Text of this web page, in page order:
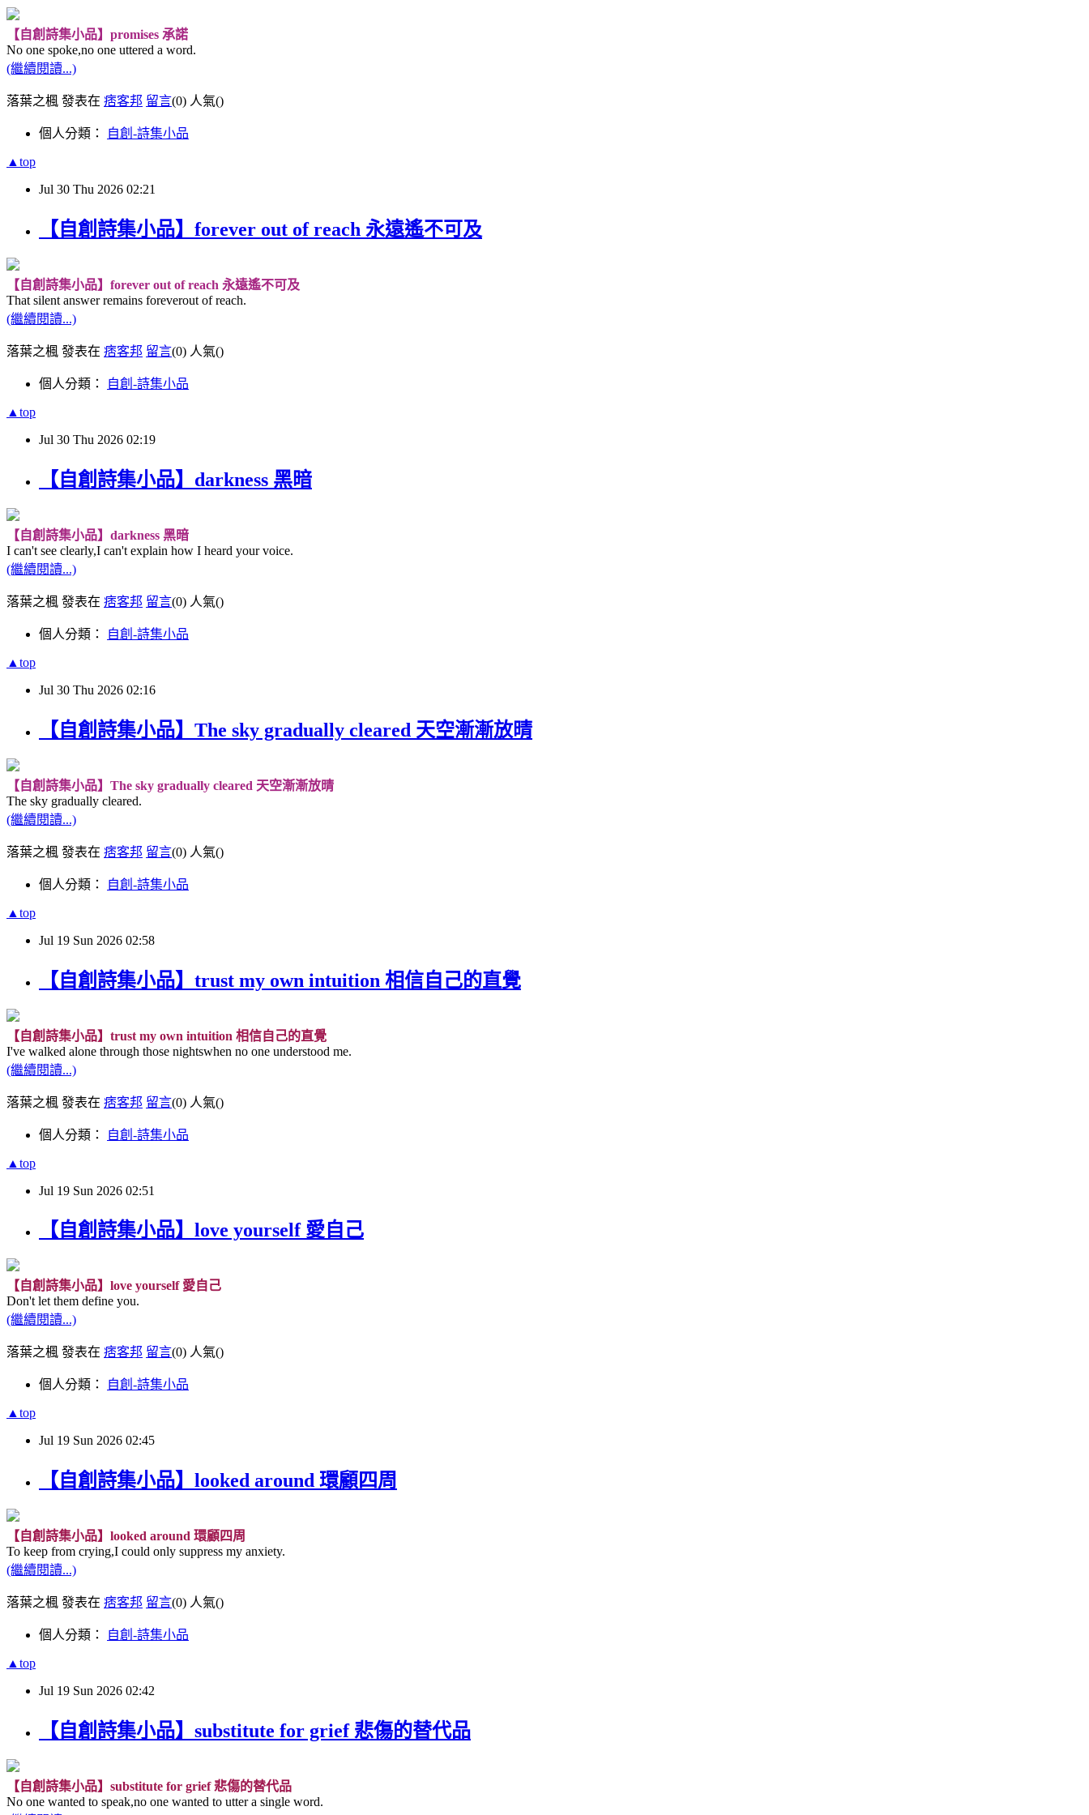
【自創詩集小品】promises 承諾
No one spoke,no one uttered a word.
(繼續閱讀...)
落葉之楓 發表在 痞客邦 留言(0) 人氣()
個人分類： 自創-詩集小品
▲top
Jul 30 Thu 2026 02:21
【自創詩集小品】forever out of reach 永遠遙不可及
【自創詩集小品】forever out of reach 永遠遙不可及
That silent answer remains foreverout of reach.
(繼續閱讀...)
落葉之楓 發表在 痞客邦 留言(0) 人氣()
個人分類： 自創-詩集小品
▲top
Jul 30 Thu 2026 02:19
【自創詩集小品】darkness 黑暗
【自創詩集小品】darkness 黑暗
I can't see clearly,I can't explain how I heard your voice.
(繼續閱讀...)
落葉之楓 發表在 痞客邦 留言(0) 人氣()
個人分類： 自創-詩集小品
▲top
Jul 30 Thu 2026 02:16
【自創詩集小品】The sky gradually cleared 天空漸漸放晴
【自創詩集小品】The sky gradually cleared 天空漸漸放晴
The sky gradually cleared.
(繼續閱讀...)
落葉之楓 發表在 痞客邦 留言(0) 人氣()
個人分類： 自創-詩集小品
▲top
Jul 19 Sun 2026 02:58
【自創詩集小品】trust my own intuition 相信自己的直覺
【自創詩集小品】trust my own intuition 相信自己的直覺
I've walked alone through those nightswhen no one understood me.
(繼續閱讀...)
落葉之楓 發表在 痞客邦 留言(0) 人氣()
個人分類： 自創-詩集小品
▲top
Jul 19 Sun 2026 02:51
【自創詩集小品】love yourself 愛自己
【自創詩集小品】love yourself 愛自己
Don't let them define you.
(繼續閱讀...)
落葉之楓 發表在 痞客邦 留言(0) 人氣()
個人分類： 自創-詩集小品
▲top
Jul 19 Sun 2026 02:45
【自創詩集小品】looked around 環顧四周
【自創詩集小品】looked around 環顧四周
To keep from crying,I could only suppress my anxiety.
(繼續閱讀...)
落葉之楓 發表在 痞客邦 留言(0) 人氣()
個人分類： 自創-詩集小品
▲top
Jul 19 Sun 2026 02:42
【自創詩集小品】substitute for grief 悲傷的替代品
【自創詩集小品】substitute for grief 悲傷的替代品
No one wanted to speak,no one wanted to utter a single word.